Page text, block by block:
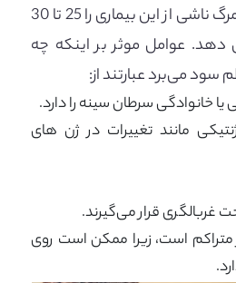
کند، که می‌تواند خطر مرگ ناشی از این بیماری را 25 تا 30
عوامل موثر بر اینکه چه
می‌برد عبارتند از:
خانوادگی سرطان سینه را دارد.
مانند تغییرات در ژن های
غربالگری قرار می‌گیرند.
متراکم است، زیرا ممکن است روی